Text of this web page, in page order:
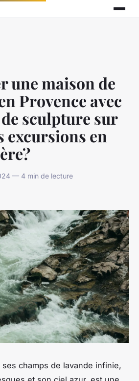
une maison de
Provence avec
sculpture sur
excursions en
— 4 min de lecture
ses champs de lavande infinie,